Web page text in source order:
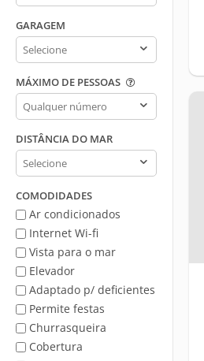
GARAGEM
Garagem
MÁXIMO DE PESSOAS
Máximo
de
pessoas
DISTÂNCIA DO MAR
Distância
do
Mar
COMODIDADES
Ar condicionados
Internet Wi-fi
Vista para o mar
Elevador
Adaptado p/ deficientes
Permite festas
Churrasqueira
Cobertura